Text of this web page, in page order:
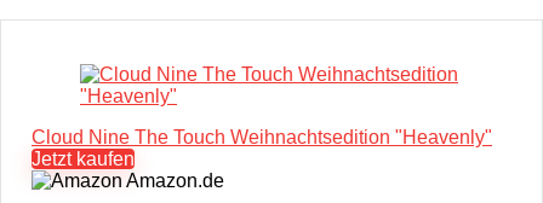
Cloud Nine The Touch Weihnachtsedition "Heavenly"
Jetzt kaufen
Amazon.de